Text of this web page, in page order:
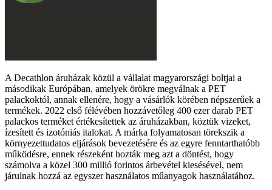
A Decathlon áruházak közül a vállalat magyarországi boltjai a
másodikak Európában, amelyek örökre megválnak a PET
palackoktól, annak ellenére, hogy a vásárlók körében népszerűek a
termékek. 2022 első félévében hozzávetőleg 400 ezer darab PET
palackos terméket értékesítettek az áruházakban, köztük vizeket,
ízesített és izotóniás italokat. A márka folyamatosan törekszik a
környezettudatos eljárások bevezetésére és az egyre fenntarthatóbb
működésre, ennek részeként hozták meg azt a döntést, hogy
számolva a közel 300 millió forintos árbevétel kiesésével, nem
járulnak hozzá az egyszer használatos műanyagok használatához.